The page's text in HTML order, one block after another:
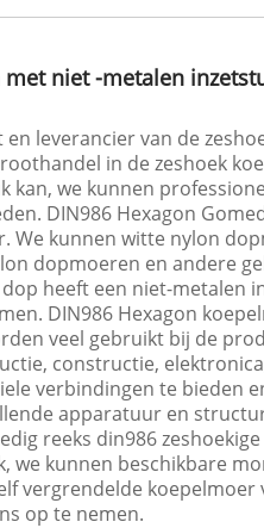
niet -metalen
en leverancier van de
in de zeshoek
kan, we kunnen
DIN986 Hexagon
We kunnen witte nylon
dopmoeren en andere
heeft een niet-metalen
DIN986 Hexagon
veel gebruikt bij de
constructie,
verbindingen te bieden
apparatuur en
reeks din986
we kunnen beschikbare
vergrendelde koepelmoer
op te nemen.